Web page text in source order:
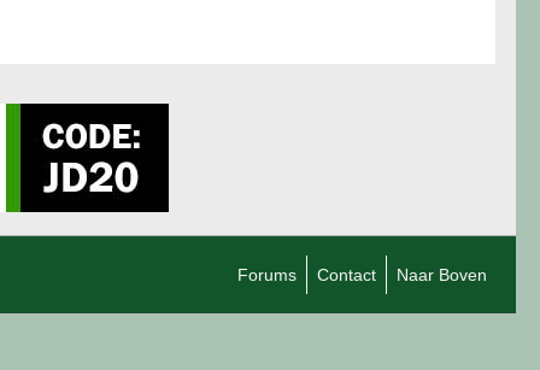
Forums Contact Naar Boven